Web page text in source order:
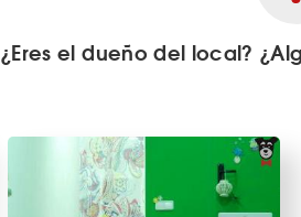
¿Eres el dueño del local?